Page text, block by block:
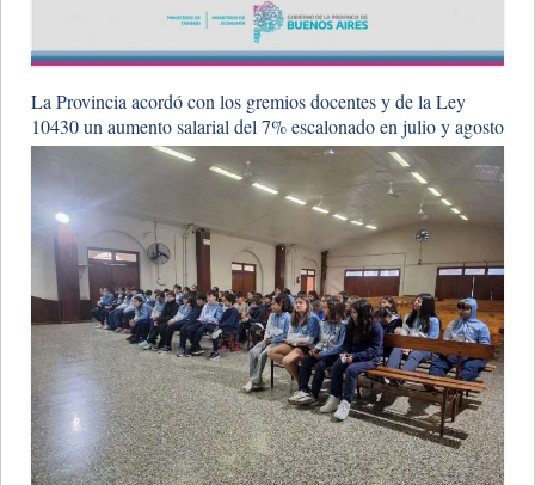
La Provincia acordó con los gremios docentes y de la Ley
10430 un aumento salarial del 7% escalonado en julio y agosto